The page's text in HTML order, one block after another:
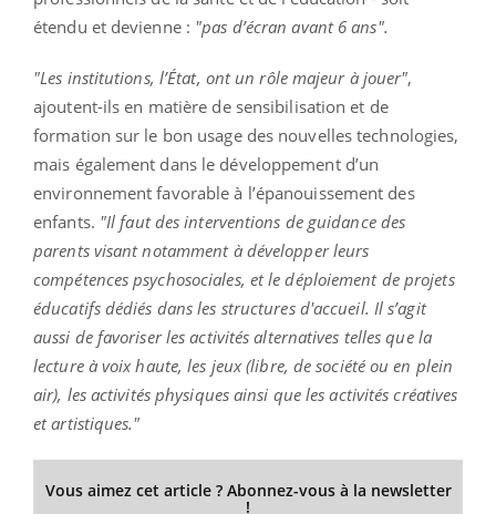
étendu et devienne : "pas d’écran avant 6 ans".
"Les institutions, l’État, ont un rôle majeur à jouer",
ajoutent-ils en matière de sensibilisation et de
formation sur le bon usage des nouvelles technologies,
mais également dans le développement d’un
environnement favorable à l’épanouissement des
enfants. "Il faut des interventions de guidance des
parents visant notamment à développer leurs
compétences psychosociales, et le déploiement de projets
éducatifs dédiés dans les structures d'accueil. Il s’agit
aussi de favoriser les activités alternatives telles que la
lecture à voix haute, les jeux (libre, de société ou en plein
air), les activités physiques ainsi que les activités créatives
et artistiques."
Vous aimez cet article ? Abonnez-vous à la newsletter
!